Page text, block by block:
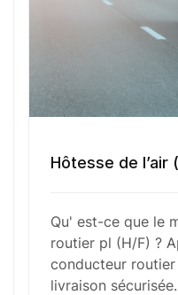
Sélectionner une
Hôtesse de l’air
Qu' est-ce que le
routier pl (H/F) ?
conducteur
livraison